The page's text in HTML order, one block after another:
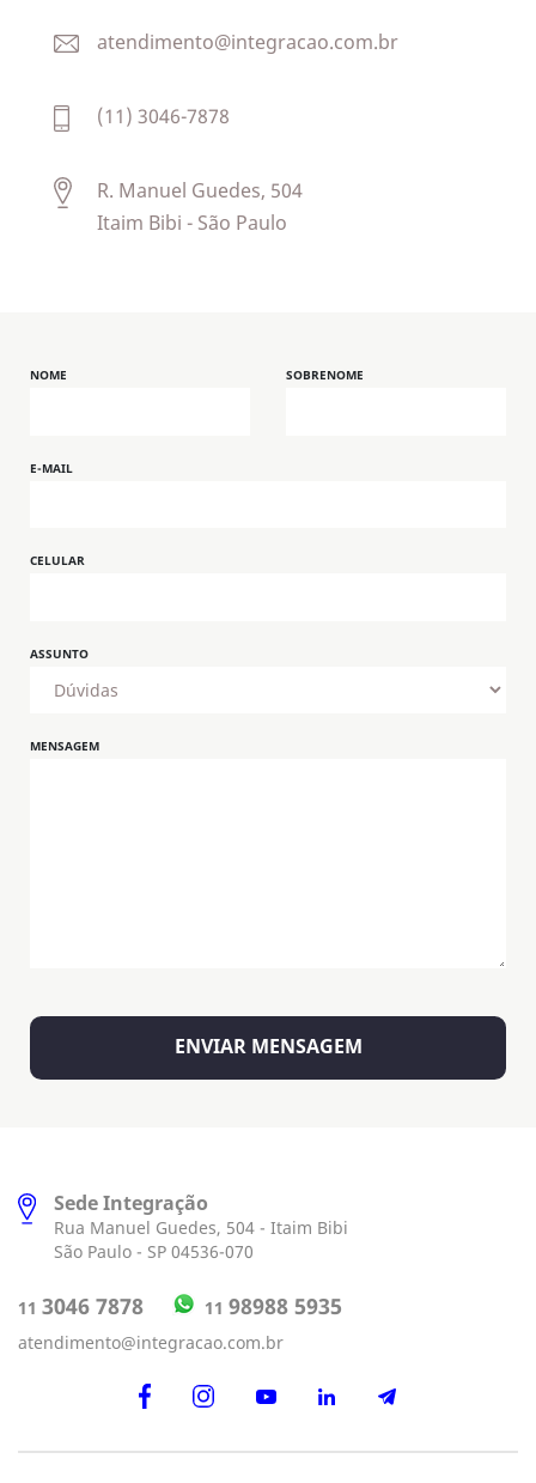
atendimento@integracao.com.br
(11) 3046-7878
R. Manuel Guedes, 504
Itaim Bibi - São Paulo
NOME SOBRENOME
E-MAIL
CELULAR
ASSUNTO
MENSAGEM
Sede Integração
Rua Manuel Guedes, 504 - Itaim Bibi
São Paulo - SP 04536-070
11 3046 7878 11 98988 5935
atendimento@integracao.com.br